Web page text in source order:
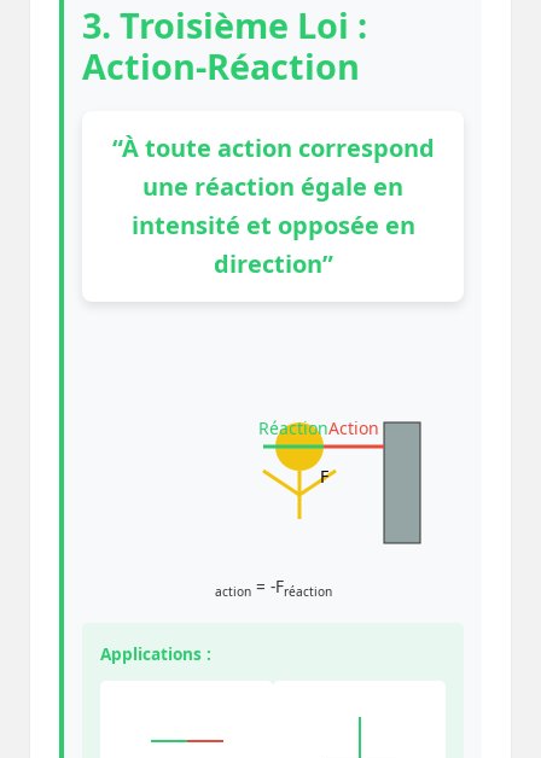
3. Troisième Loi :
Action-Réaction
“À toute action correspond
une réaction égale en
intensité et opposée en
direction”
Action
Réaction
F
action= -Fréaction
Applications :